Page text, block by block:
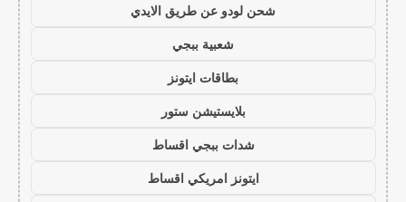
شحن لودو عن طريق الايدي
شعبية ببجي
بطاقات ايتونز
بلايستيشن ستور
شدات ببجي اقساط
ايتونز امريكي اقساط